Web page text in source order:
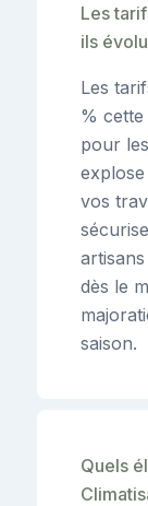
Les
ils
Les
% cette
pour
vos
dès le
saison.
Quels